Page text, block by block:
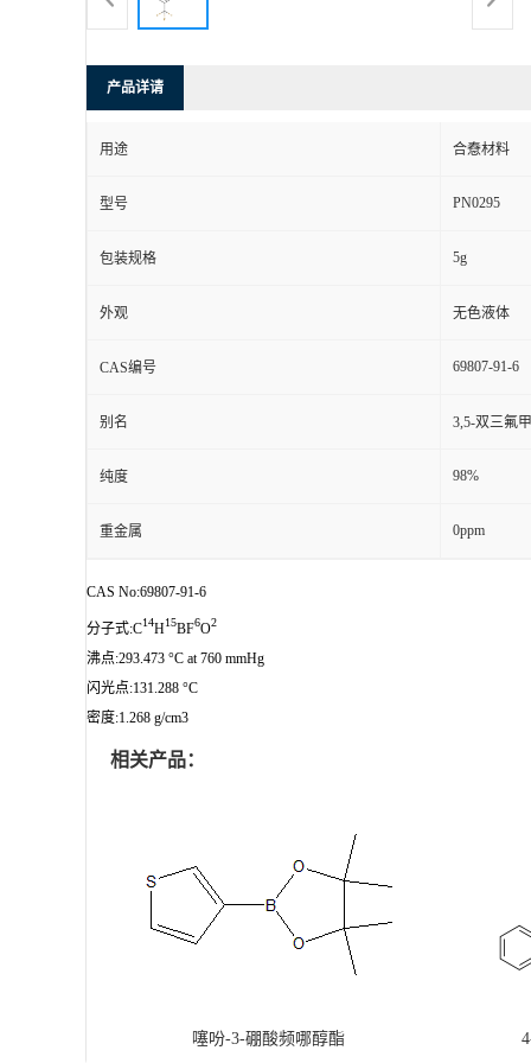
产品详请
用途 合憃材料
型号 PN0295
包装规格 5g
外观 无色液体
CAS编号 69807-91-6
别名 3,5-双三氟
纯度 98%
重金属 0ppm
CAS No:69807-91-6
分子式:C14H15BF6O2
沸点:293.473 °C at 760 mmHg
闪光点:131.288 °C
密度:1.268 g/cm3
相关产品：
噻吩-3-硼酸频哪醇酯